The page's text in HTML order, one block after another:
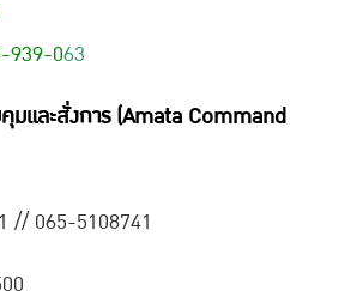
939-063
มและสั่งการ (Amata Command
// 065-5108741